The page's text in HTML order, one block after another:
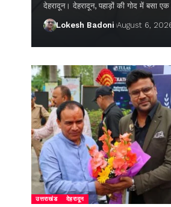
देहरादून। देहरादून, पहाड़ों की गोद में बसा
Lokesh Badoni August 6,
उत्तराखंड देहरादून